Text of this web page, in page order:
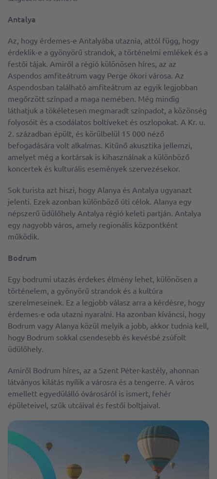
Antalya
Az, hogy érdemes-e Antalyába utaznia, attól függ, hogy
érdeklik-e a gyönyörű strandok, a történelmi emlékek és a
festői tájak. Amiről a régió különösen híres, az az
Aspendos amfiteátrum vagy Perge ókori városa. Az
Aspendosban található amfiteátrum az egyik legjobban
megőrzött színpad a maga nemében. Még mindig
láthatjuk a tökéletesen megmaradt színpadot, a közönség
folyosóit és a csodálatos boltíveket és oszlopokat. A Kr. u.
2. században épült, és körülbelül 15 000 néző
befogadására volt alkalmas. Kitűnő akusztika jellemzi,
amelyet még a kortársak is kihasználnak a különböző
koncertek és kulturális események szervezésekor.
Sok turista azt hiszi, hogy Alanya és Antalya ugyanazt
jelenti. Ezek azonban különböző úti célok. Alanya egy
népszerű üdülőhely Antalya régió keleti partján. Antalya
egy nagyobb város, amely regionális központként
működik.
Bodrum
Egy bodrumi utazás érdekes élmény lehet, különösen a
történelem, a gyönyörű strandok és a kultúra
szerelmeseinek. Ez a legjobb válasz arra a kérdésre, hogy
érdemes-e oda utazni nyaralni. Ha azonban kíváncsi, hogy
Bodrum vagy Alanya közül melyik a jobb, akkor tudnia kell,
hogy Bodrum sokkal csendesebb és kevésbé zsúfolt
üdülőhely.
Amiről Bodrum híres, az a Szent Péter-kastély, ahonnan
látványos kilátás nyílik a városra és a tengerre. A város
emellett egyedülálló óvárosáról is ismert, fehér
épületeivel, szűk utcáival és festői boltjaival.